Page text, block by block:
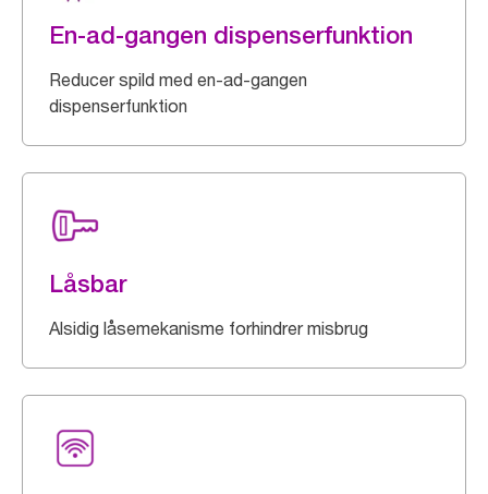
En-ad-gangen dispenserfunktion
Reducer spild med en-ad-gangen
dispenserfunktion
Låsbar
Alsidig låsemekanisme forhindrer misbrug